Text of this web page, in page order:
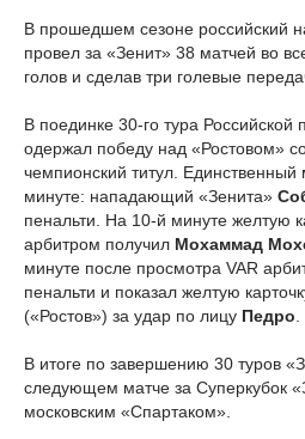
В прошедшем сезоне российский
провел за «Зенит» 38 матчей во
голов и сделав три голевые
В поединке 30-го тура Российской
одержал победу над «Ростовом»
чемпионский титул.
минуте: нападающий «Зенита»
пенальти. На 10-й минуте желтую
арбитром получил Мохаммад
минуте после просмотра VAR
пенальти и показал желтую
(«Ростов») за удар по лицу Педро
В итоге по завершению 30 туров
следующем матче за Суперкубок
московским «Спартаком».